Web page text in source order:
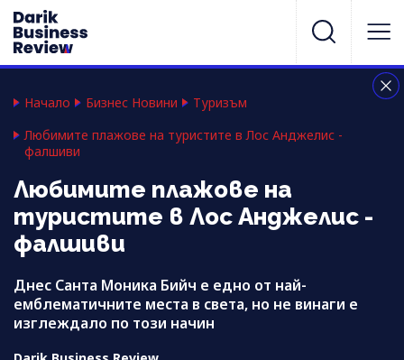
Начало Бизнес Новини
Туризъм
Любимите плажове на туристите в Лос Анджелис -
фалшиви
Любимите плажове на
туристите в Лос Анджелис -
фалшиви
Днес Санта Моника Бийч е едно от най-
емблематичните места в света, но не винаги е
изглеждало по този начин